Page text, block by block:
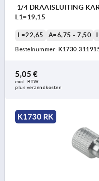
1/4 DRAAISLUITING
L1=19,15
L=22,65 A=6,75 - 7,50
Bestelnummer:
5,05 €
excl. BTW
plus verzendkosten
K1730 RK